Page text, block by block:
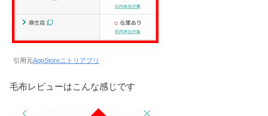
引用元AppStoreニトリアプリ
毛布レビューはこんな感じです